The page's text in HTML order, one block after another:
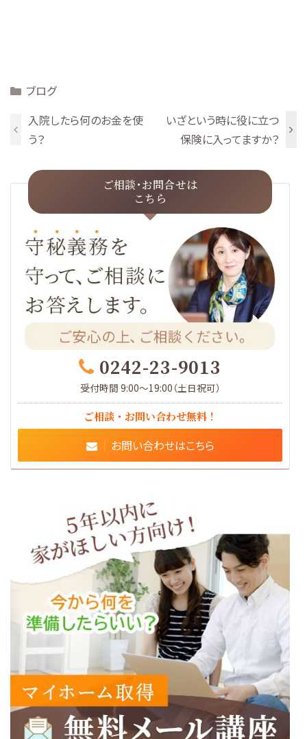
Categories
ブログ
入院したら何のお金を使
う？
いざという時に役に立つ
保険に入ってますか？
ご相談･お問合せは
こちら
0242-23-9013
受付時間 9:00～19:00（土日祝可）
ご相談・お問い合わせ無料！
お問い合わせはこちら